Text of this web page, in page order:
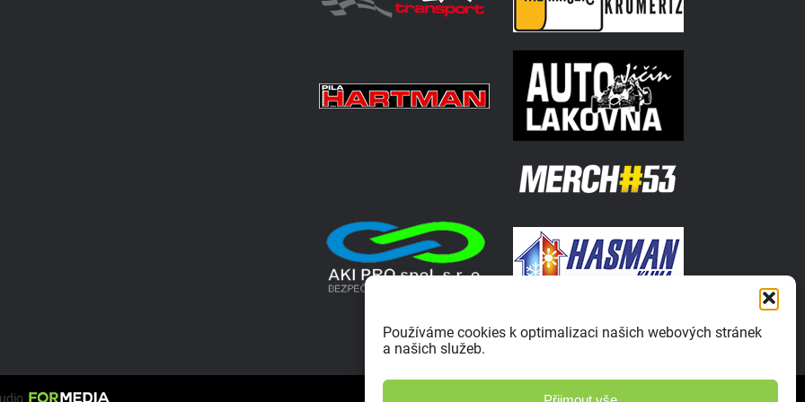
Používáme cookies k optimalizaci našich webových stránek
a našich služeb.
Zásady ochrany osobních údajů